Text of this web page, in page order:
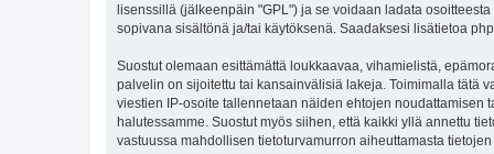
lisenssillä (jälkeenpäin "GPL") ja se voidaan ladata osoitteesta
sopivana sisältönä ja/tai käytöksenä. Saadaksesi lisätietoa
Suostut olemaan esittämättä loukkaavaa, vihamielistä,
palvelin on sijoitettu tai kansainvälisiä lakeja. Toimimalla tätä
viestien IP-osoite tallennetaan näiden ehtojen noudattamisen
halutessamme. Suostut myös siihen, että kaikki yllä annettu
vastuussa mahdollisen tietoturvamurron aiheuttamasta